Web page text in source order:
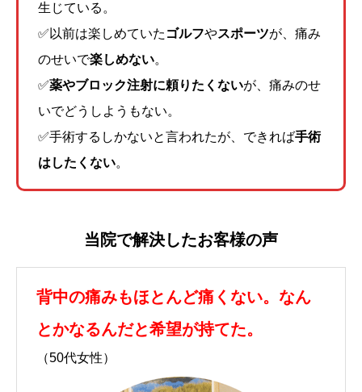
生じている。
✅以前は楽しめていた ゴルフやスポーツが、痛み
のせいで楽しめない。
✅薬やブロック注射に頼りたくないが、痛みのせ
いでどうしようもない。
✅手術するしかないと言われたが、できれば手術
はしたくない。
当院で解決したお客様の声
背中の痛みもほとんど痛くない。なん
とかなるんだと希望が持てた。
（50代女性）